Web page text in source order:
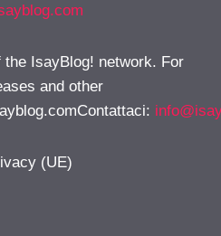
IsayBlog! network. For
and other
:
(UE)